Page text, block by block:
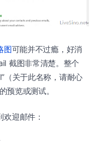
图可能并不过瘾，好消
截图非常清楚。整个
（关于此名称，请耐心
预览或测试。
迎邮件：